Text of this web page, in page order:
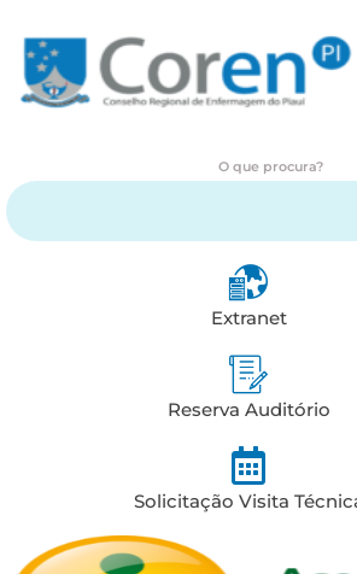
O que procura?
Extranet
Reserva Auditório
Solicitação Visita